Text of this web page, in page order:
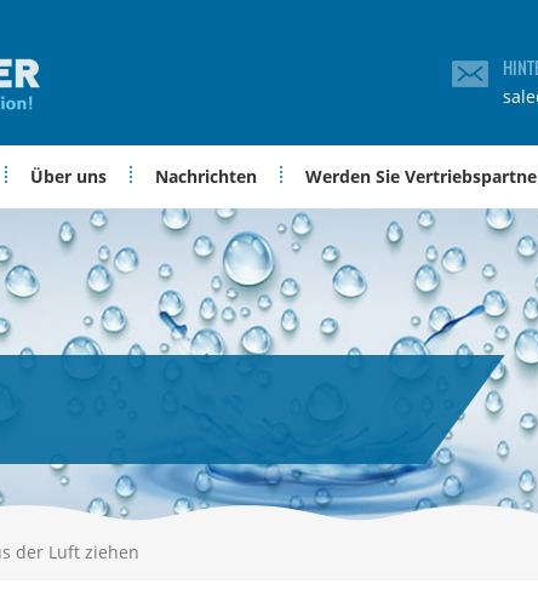
Über uns Nachrichten Werden Sie
der Luft ziehen